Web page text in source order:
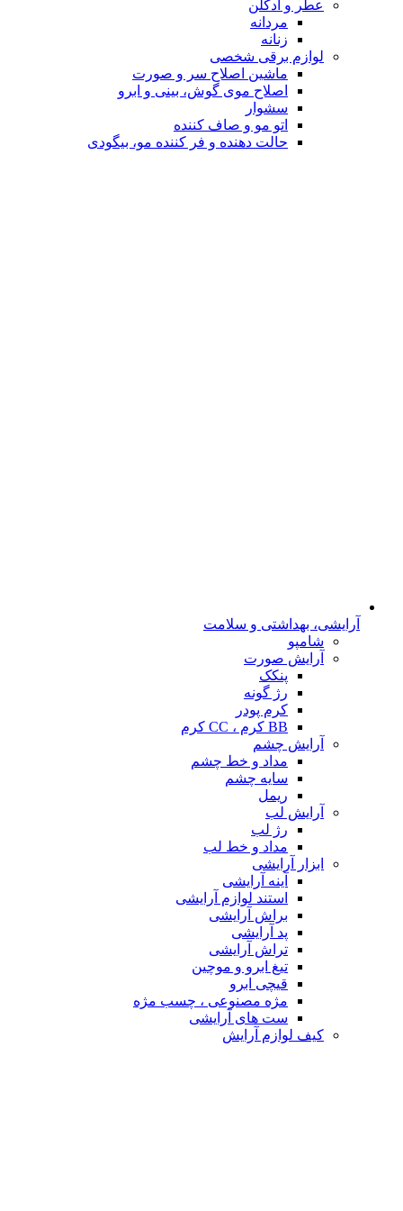
عطر و ادکلن
مردانه
زنانه
لوازم برقی شخصی
ماشین اصلاح سر و صورت
اصلاح موی گوش، بینی و ابرو
سشوار
اتو مو و صاف کننده
حالت دهنده و فر کننده مو، بیگودی
آرایشی، بهداشتی و سلامت
شامپو
آرایش صورت
پنکک
رژ گونه
کرم پودر
BB کرم ، CC کرم
آرایش چشم
مداد و خط چشم
سایه چشم
ریمل
آرایش لب
رژ لب
مداد و خط لب
ابزار آرایشی
آینه آرایشی
استند لوازم آرایشی
براش آرایشی
پد آرایشی
تراش آرایشی
تیغ ابرو و موچین
قیچی ابرو
مژه مصنوعی ، چسب مژه
ست های آرایشی
کیف لوازم آرایش